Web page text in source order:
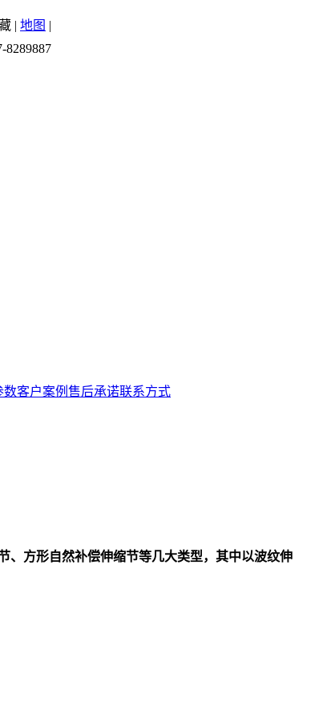
| 地图 |
8289887
数客户案例 售后承诺联系方式
、方形自然补偿伸缩节等几大类型，其中以波纹伸